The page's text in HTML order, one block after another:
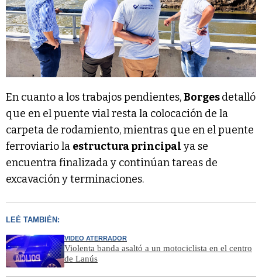
En cuanto a los trabajos pendientes,Borgesdetalló
que en el puente vial resta la colocación de la
carpeta de rodamiento, mientras que en el puente
ferroviario la estructura principal ya se
encuentra finalizada y continúan tareas de
excavación y terminaciones.
LEÉ TAMBIÉN:
VIDEO ATERRADOR
Violenta banda asaltó a un motociclista en el centro
de Lanús